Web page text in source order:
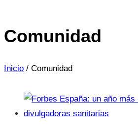
Comunidad
Inicio / Comunidad